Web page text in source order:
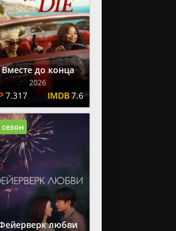
Вместе до конца
2026
7.317 7.6
любви
сезон